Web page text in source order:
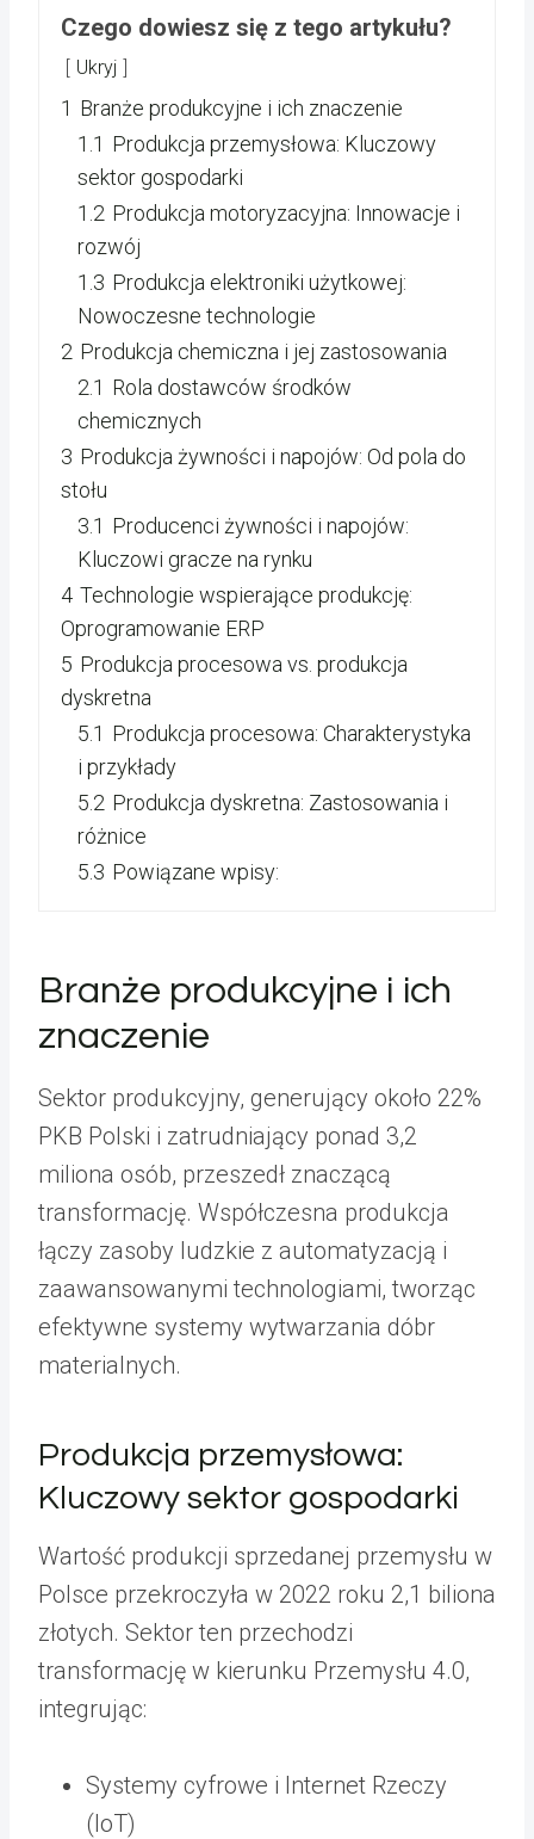
Czego dowiesz się z tego artykułu?
Ukryj
1 Branże produkcyjne i ich znaczenie
1.1 Produkcja przemysłowa: Kluczowy
sektor gospodarki
1.2 Produkcja motoryzacyjna: Innowacje i
rozwój
1.3 Produkcja elektroniki użytkowej:
Nowoczesne technologie
2 Produkcja chemiczna i jej zastosowania
2.1 Rola dostawców środków
chemicznych
3 Produkcja żywności i napojów: Od pola do
stołu
3.1 Producenci żywności i napojów:
Kluczowi gracze na rynku
4 Technologie wspierające produkcję:
Oprogramowanie ERP
5 Produkcja procesowa vs. produkcja
dyskretna
5.1 Produkcja procesowa: Charakterystyka
i przykłady
5.2 Produkcja dyskretna: Zastosowania i
różnice
5.3 Powiązane wpisy:
Branże produkcyjne i ich
znaczenie
Sektor produkcyjny, generujący około 22%
PKB Polski i zatrudniający ponad 3,2
miliona osób, przeszedł znaczącą
transformację. Współczesna produkcja
łączy zasoby ludzkie z automatyzacją i
zaawansowanymi technologiami, tworząc
efektywne systemy wytwarzania dóbr
materialnych.
Produkcja przemysłowa:
Kluczowy sektor gospodarki
Wartość produkcji sprzedanej przemysłu w
Polsce przekroczyła w 2022 roku 2,1 biliona
złotych. Sektor ten przechodzi
transformację w kierunku Przemysłu 4.0,
integrując:
Systemy cyfrowe i Internet Rzeczy
(IoT)